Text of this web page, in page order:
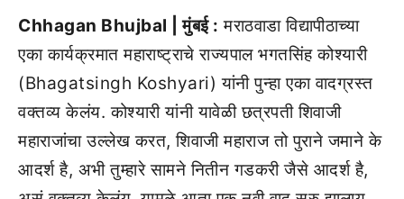
Chhagan Bhujbal | मुंबई : मराठवाडा विद्यापीठाच्या
एका कार्यक्रमात महाराष्ट्राचे राज्यपाल भगतसिंह कोश्यारी
(Bhagatsingh Koshyari) यांनी पुन्हा एका वादग्रस्त
वक्तव्य केलंय. कोश्यारी यांनी यावेळी छत्रपती शिवाजी
महाराजांचा उल्लेख करत, शिवाजी महाराज तो पुराने जमाने के
आदर्श है, अभी तुम्हारे सामने नितीन गडकरी जैसे आदर्श है,